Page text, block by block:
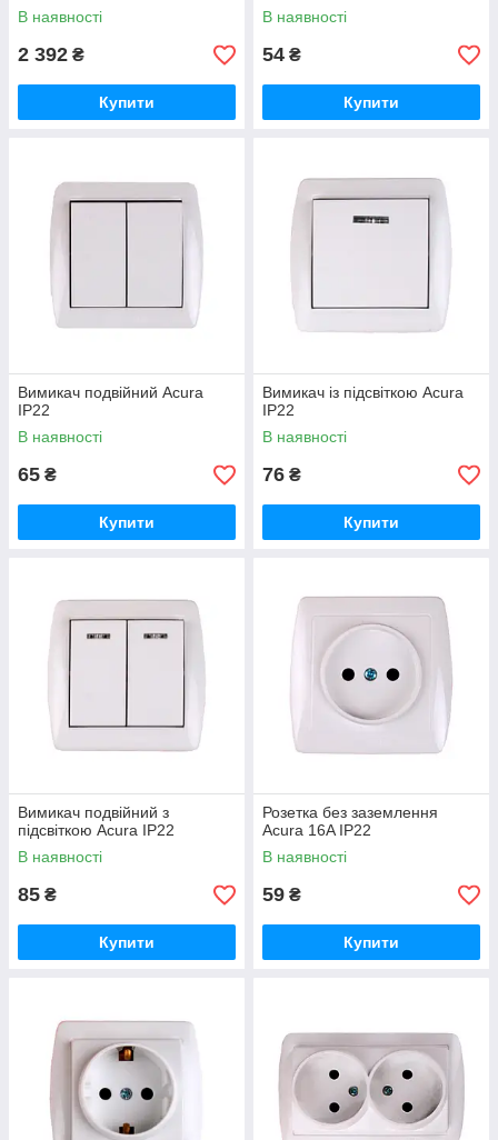
x 1.5 mm2
В наявності
2 392 ₴
Купити
В наявності
54 ₴
Купити
Вимикач подвійний Acura
IP22
В наявності
65 ₴
Купити
Вимикач із підсвіткою Acura
IP22
В наявності
76 ₴
Купити
Вимикач подвійний з
підсвіткою Acura IP22
В наявності
85 ₴
Купити
Розетка без заземлення
Acura 16A IP22
В наявності
59 ₴
Купити